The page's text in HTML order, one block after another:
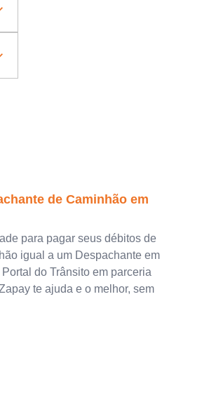
de Caminhão em
para pagar seus débitos de
igual a um Despachante em
Portal do Trânsito em parceria
te ajuda e o melhor, sem